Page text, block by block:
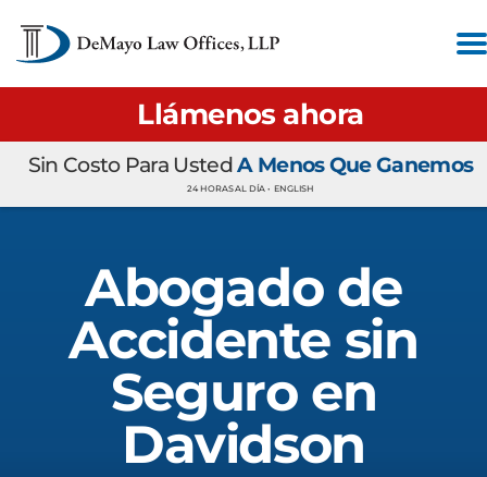
Llámenos ahora
Sin Costo Para UstedA Menos Que Ganemos
24 HORAS AL DÍA • ENGLISH
Abogado de
Accidente sin
Seguro en
Davidson